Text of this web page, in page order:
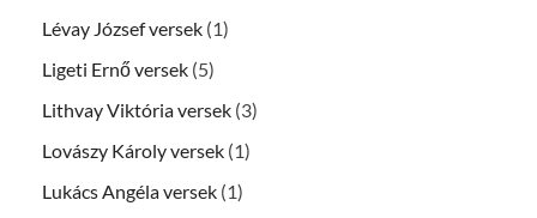
Lévay József versek (1)
Ligeti Ernő versek (5)
Lithvay Viktória versek (3)
Lovászy Károly versek (1)
Lukács Angéla versek (1)